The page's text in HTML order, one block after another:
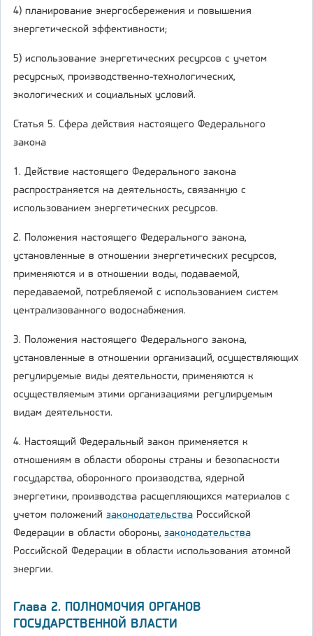
4) планирование энергосбережения и повышения
энергетической эффективности;
5) использование энергетических ресурсов с учетом
ресурсных, производственно-технологических,
экологических и социальных условий.
Статья 5. Сфера действия настоящего Федерального
закона
1. Действие настоящего Федерального закона
распространяется на деятельность, связанную с
использованием энергетических ресурсов.
2. Положения настоящего Федерального закона,
установленные в отношении энергетических ресурсов,
применяются и в отношении воды, подаваемой,
передаваемой, потребляемой с использованием систем
централизованного водоснабжения.
3. Положения настоящего Федерального закона,
установленные в отношении организаций, осуществляющих
регулируемые виды деятельности, применяются к
осуществляемым этими организациями регулируемым
видам деятельности.
4. Настоящий Федеральный закон применяется к
отношениям в области обороны страны и безопасности
государства, оборонного производства, ядерной
энергетики, производства расщепляющихся материалов с
учетом положений законодательства Российской
Федерации в области обороны, законодательства
Российской Федерации в области использования атомной
энергии.
Глава 2. ПОЛНОМОЧИЯ ОРГАНОВ
ГОСУДАРСТВЕННОЙ ВЛАСТИ